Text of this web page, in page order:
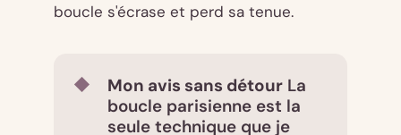
boucle s'écrase et perd sa tenue.
Mon avis sans détour La
boucle parisienne est la
seule technique que je